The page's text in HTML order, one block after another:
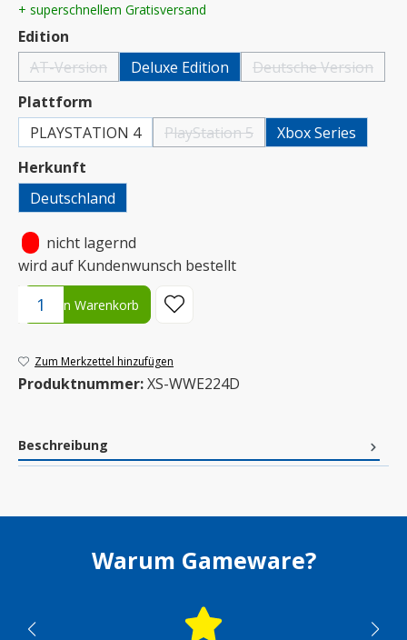
+ superschnellem Gratisversand
Edition
AT-Version(Diese Option ist zurzeit nicht verfügbar.)
Deluxe Edition Deutsche Version
(Diese Option ist
Plattform
PLAYSTATION 4
PlayStation 5(Diese Option ist zurzeit nicht
Xbox Series
Herkunft
Deutschland
nicht lagernd
wird auf Kundenwunsch bestellt
Produkt Anzahl: Gib den gewünschten Wert ein oder benutze
In den Warenkorb
Zum Merkzettel hinzufügen
Produktnummer:XS-WWE224D
Beschreibung
Warum Gameware?